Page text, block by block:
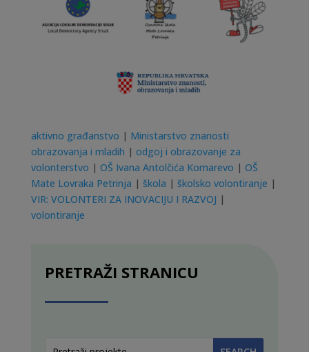
aktivno građanstvo | Ministarstvo znanosti
obrazovanja i mladih | odgoj i obrazovanje za
volonterstvo | OŠ Ivana Antolčića Komarevo | OŠ
Mate Lovraka Petrinja | škola | školsko volontiranje |
VIR: VOLONTERI ZA INOVACIJU I RAZVOJ |
volontiranje
PRETRAŽI STRANICU